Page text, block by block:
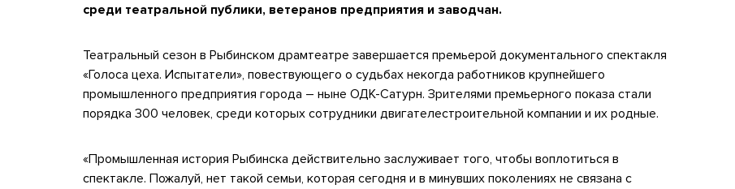
среди театральной публики, ветеранов предприятия и заводчан.
Театральный сезон в Рыбинском драмтеатре завершается премьерой документального спектакля
«Голоса цеха. Испытатели», повествующего о судьбах некогда работников крупнейшего
промышленного предприятия города – ныне ОДК-Сатурн. Зрителями премьерного показа стали
порядка 300 человек, среди которых сотрудники двигателестроительной компании и их родные.
«Промышленная история Рыбинска действительно заслуживает того, чтобы воплотиться в
спектакле. Пожалуй, нет такой семьи, которая сегодня и в минувших поколениях не связана с